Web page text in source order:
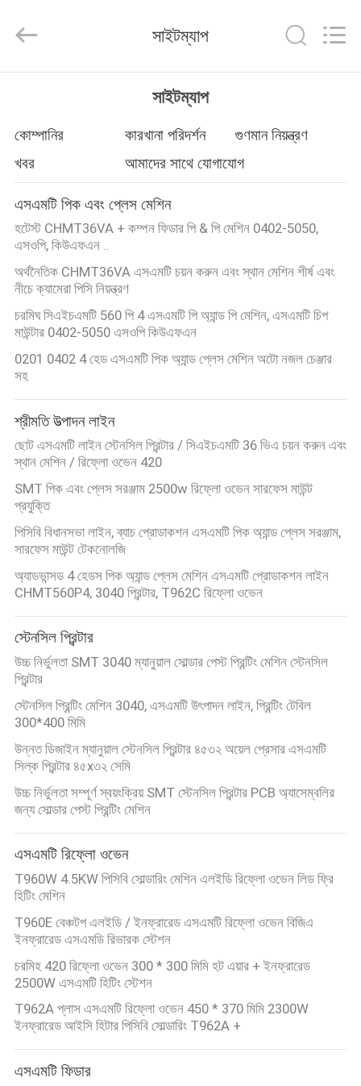
পণ্য
ভিডিও
আমাদের
সম্পর্কে
কারখানা
ভ্রমণ
মান
নিয়ন্ত্রণ
আমাদের
সাথে
যোগাযোগ
করুন
খবর
SHOPPING
ON
LINE
সাইটম্যাপ
গোপনীয়তা
নীতি
TECHNOLOGY
LIMITED.
Reserved.
সাইটম্যাপ
সাইটম্যাপ
কোম্পানির কারখানা পরিদর্শন
গুণমান নিয়ন্ত্রণ
খবর
আমাদের সাথে যোগাযোগ
এসএমটি পিক এবং প্লেস মেশিন
হটেস্ট CHMT36VA + কম্পন ফিডার পি & পি মেশিন 0402-5050,
এসওপি, কিউএফএন ..
অর্থনৈতিক CHMT36VA এসএমটি চয়ন করুন এবং স্থান মেশিন শীর্ষ এবং
নীচে ক্যামেরা পিসি নিয়ন্ত্রণ
চরমিঘ সিএইচএমটি 560 পি 4 এসএমটি পি অ্যান্ড পি মেশিন, এসএমটি চিপ
মাউন্টার 0402-5050 এসওপি কিউএফএন
0201 0402 4 হেড এসএমটি পিক অ্যান্ড প্লেস মেশিন অটো নজল চেঞ্জার
সহ
শ্রীমতি উত্পাদন লাইন
ছোট এসএমটি লাইন স্টেনসিল প্রিন্টার / সিএইচএমটি 36 ভিএ চয়ন করুন এবং
স্থান মেশিন / রিফ্লো ওভেন 420
SMT পিক এবং প্লেস সরঞ্জাম 2500w রিফ্লো ওভেন সারফেস মাউন্ট
প্রযুক্তি
পিসিবি বিধানসভা লাইন, ব্যাচ প্রোডাকশন এসএমটি পিক অ্যান্ড প্লেস সরঞ্জাম,
সারফেস মাউন্ট টেকনোলজি
অ্যাডভান্সড 4 হেডস পিক অ্যান্ড প্লেস মেশিন এসএমটি প্রোডাকশন লাইন
CHMT560P4, 3040 প্রিন্টার, T962C রিফ্লো ওভেন
স্টেনসিল প্রিন্টার
উচ্চ নির্ভুলতা SMT 3040 ম্যানুয়াল সোল্ডার পেস্ট প্রিন্টিং মেশিন স্টেনসিল
প্রিন্টার
স্টেনসিল প্রিন্টিং মেশিন 3040, এসএমটি উৎপাদন লাইন, প্রিন্টিং টেবিল
300*400 মিমি
উন্নত ডিজাইন ম্যানুয়াল স্টেনসিল প্রিন্টার ৪৫৩২ অয়েল প্রেসার এসএমটি
সিল্ক প্রিন্টার ৪৫x৩২ সেমি
উচ্চ নির্ভুলতা সম্পূর্ণ স্বয়ংক্রিয় SMT স্টেনসিল প্রিন্টার PCB অ্যাসেম্বলির
জন্য সোল্ডার পেস্ট প্রিন্টিং মেশিন
এসএমটি রিফ্লো ওভেন
T960W 4.5KW পিসিবি সোল্ডারিং মেশিন এলইডি রিফ্লো ওভেন লিড ফ্রি
হিটিং মেশিন
T960E বেঞ্চটপ এলইডি / ইনফ্রারেড এসএমটি রিফ্লো ওভেন বিজিএ
ইনফ্রারেড এসএমডি রিভারক স্টেশন
চরমিহ 420 রিফ্লো ওভেন 300 * 300 মিমি হট এয়ার + ইনফ্রারেড
2500W এসএমটি হিটিং স্টেশন
T962A প্লাস এসএমটি রিফ্লো ওভেন 450 * 370 মিমি 2300W
ইনফ্রারেড আইসি হিটার পিসিবি সোল্ডারিং T962A +
এসএমটি ফিডার